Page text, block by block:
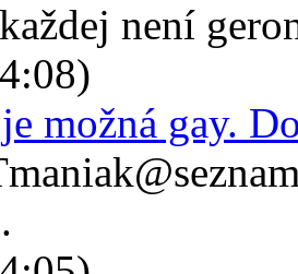
není
možná gay.